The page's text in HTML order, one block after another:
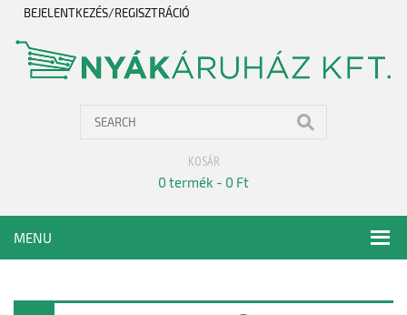
BEJELENTKEZÉS/REGISZTRÁCIÓ
KOSÁR
0 termék - 0 Ft
MENU